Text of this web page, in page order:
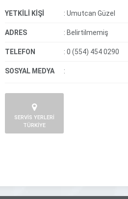
YETKİLİ KİŞİ : Umutcan Güzel
ADRES : Belirtilmemiş
TELEFON : 0 (554) 454 0290
SOSYAL MEDYA :
SERVİS YERLERİ
TÜRKİYE